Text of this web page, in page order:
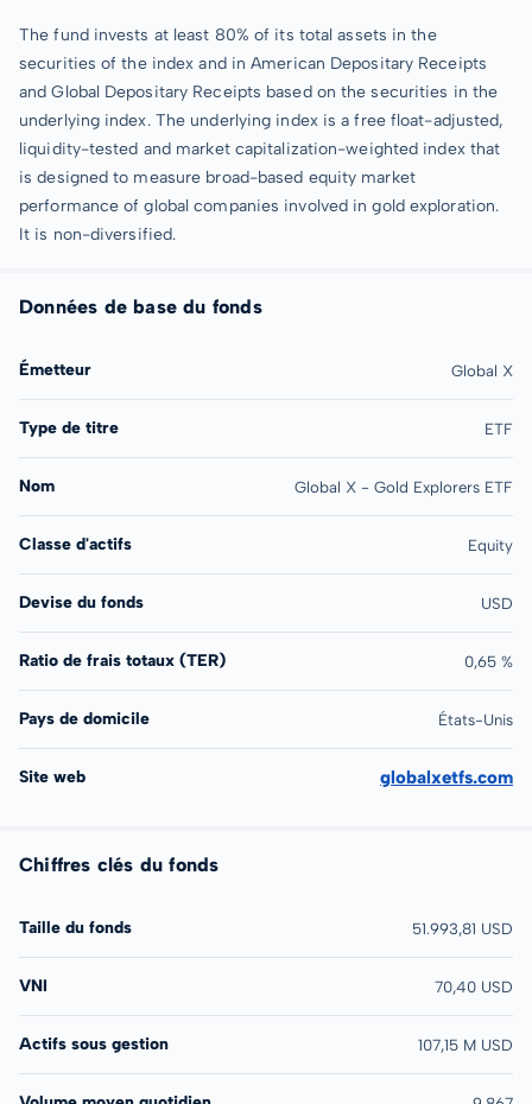
The fund invests at least 80% of its total assets in the
securities of the index and in American Depositary Receipts
and Global Depositary Receipts based on the securities in the
underlying index. The underlying index is a free float-adjusted,
liquidity-tested and market capitalization-weighted index that
is designed to measure broad-based equity market
performance of global companies involved in gold exploration.
It is non-diversified.
Données de base du fonds
Émetteur Global X
Type de titre ETF
Nom Global X - Gold Explorers ETF
Classe d'actifs Equity
Devise du fonds USD
Ratio de frais totaux (TER) 0,65 %
Pays de domicile États-Unis
Site web globalxetfs.com
Chiffres clés du fonds
Taille du fonds 51.993,81 USD
VNI 70,40 USD
Actifs sous gestion 107,15 M USD